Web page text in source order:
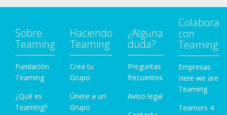
Sobre
Teaming
Fundación
Teaming
¿Qué es
Teaming?
Haciendo
Teaming
Crea tu
Grupo
Únete a un
Grupo
¿Alguna
duda?
Preguntas
frecuentes
Aviso legal
Colabora
con
Teaming
Empresas
Here we are
Teaming
Teamers 4